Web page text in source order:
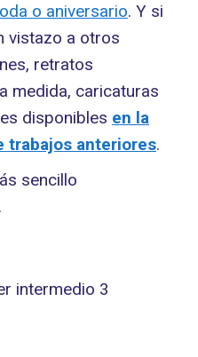
o aniversario. Y si
vistazo a otros
retratos
medida, caricaturas
disponibles en la
trabajos anteriores.
sencillo
.